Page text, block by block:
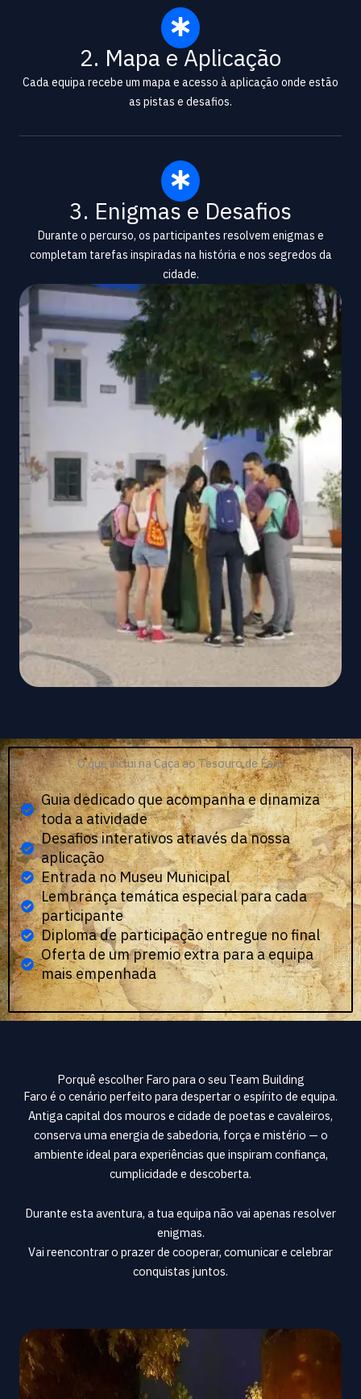
2. Mapa e Aplicação
Cada equipa recebe um mapa e acesso à aplicação onde estão
as pistas e desafios.
3. Enigmas e Desafios
Durante o percurso, os participantes resolvem enigmas e
completam tarefas inspiradas na história e nos segredos da
cidade.
O que inclui na Caça ao Tesouro de Faro
Guia dedicado que acompanha e dinamiza
toda a atividade
Desafios interativos através da nossa
aplicação
Entrada no Museu Municipal
Lembrança temática especial para cada
participante
Diploma de participação entregue no final
Oferta de um premio extra para a equipa
mais empenhada
Porquê escolher Faro para o seu Team Building
Faro é o cenário perfeito para despertar o espírito de equipa.
Antiga capital dos mouros e cidade de poetas e cavaleiros,
conserva uma energia de sabedoria, força e mistério — o
ambiente ideal para experiências que inspiram confiança,
cumplicidade e descoberta.
Durante esta aventura, a tua equipa não vai apenas resolver
enigmas.
Vai reencontrar o prazer de cooperar, comunicar e celebrar
conquistas juntos.